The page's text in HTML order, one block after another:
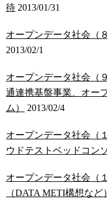
待 2013/01/31
オープンデータ社会（
2013/02/1
オープンデータ社会（
通連携基盤事業、オー
ム）
2013/02/4
オープンデータ社会（
ウドテストベッドコン
オープンデータ社会（
（DATA METI構想など）